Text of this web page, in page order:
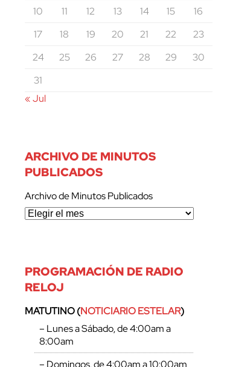
10
11 12 13 14 15
16
17
18 19 20 21 22
23
24
25 26 27 28 29
30
31
« Jul
ARCHIVO DE MINUTOS
PUBLICADOS
Archivo de Minutos Publicados
PROGRAMACIÓN DE RADIO
RELOJ
MATUTINO (NOTICIARIO ESTELAR)
– Lunes a Sábado, de 4:00am a
8:00am